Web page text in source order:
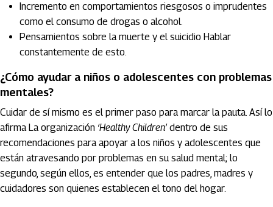
Incremento en comportamientos riesgosos o imprudentes
como el consumo de drogas o alcohol.
Pensamientos sobre la muerte y el suicidio Hablar
constantemente de esto.
¿Cómo ayudar a niños o adolescentes con problemas
mentales?
Cuidar de sí mismo es el primer paso para marcar la pauta. Así lo
afirma La organización ‘Healthy Children’dentro de sus
recomendaciones para apoyar a los niños y adolescentes que
están atravesando por problemas en su salud mental; lo
segundo, según ellos, es entender que los padres, madres y
cuidadores son quienes establecen el tono del hogar.